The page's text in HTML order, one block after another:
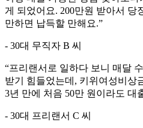
게 되었어요. 200만원 받아서 당
만하면 납득할 만해요.”
- 30대 무직자 B 씨
“프리랜서로 일하다 보니 매달
받기 힘들었는데, 키위여성비상
3년 만에 처음 50만 원이라도 대
- 30대 프리랜서 C 씨